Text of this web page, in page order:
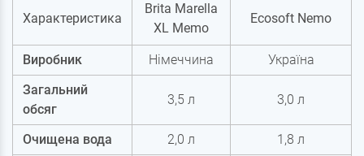
Характеристика
Brita Marella
XL Memo
Ecosoft Nemo
Виробник Німеччина
Україна
Загальний
обсяг
3,5 л 3,0 л
Очищена вода 2,0 л
1,8 л